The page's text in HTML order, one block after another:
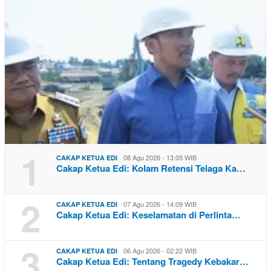
1 CAKAP KETUA EDI 08 Agu 2026 - 13:05 WIB
Cakap Ketua Edi: Kolam Retensi Telaga Ka…
2 CAKAP KETUA EDI 07 Agu 2026 - 14:09 WIB
Cakap Ketua Edi: Keselamatan di Perlinta…
CAKAP KETUA EDI 06 Agu 2026 - 02:22 WIB
Cakap Ketua Edi: Tentang Tragedy Kebakar…